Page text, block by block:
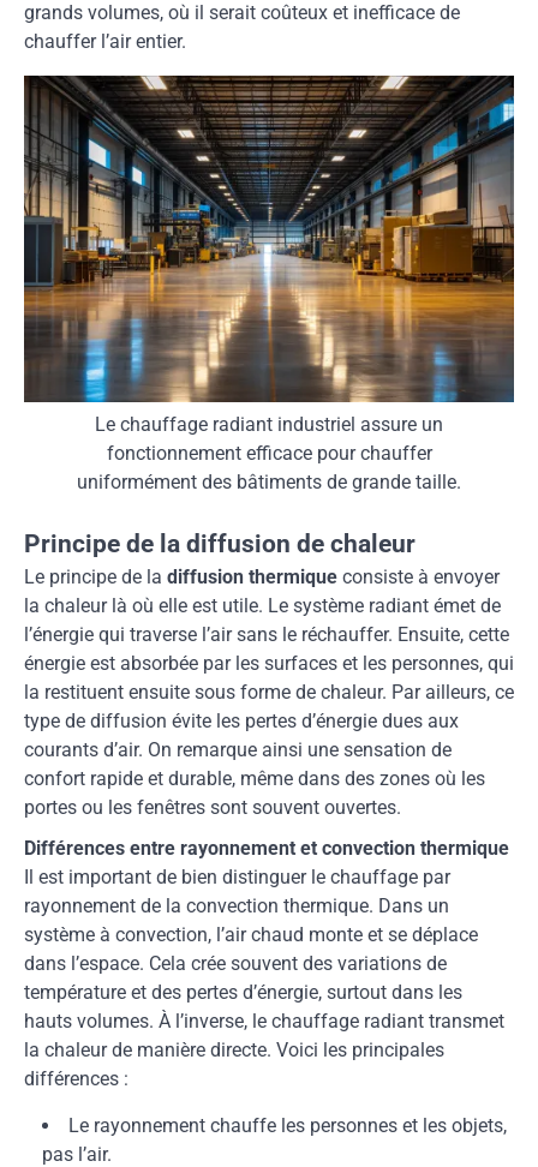
grands volumes, où il serait coûteux et inefficace de
chauffer l’air entier.
Le chauffage radiant industriel assure un
fonctionnement efficace pour chauffer
uniformément des bâtiments de grande taille.
Principe de la diffusion de chaleur
Le principe de la diffusion thermique consiste à envoyer
la chaleur là où elle est utile. Le système radiant émet de
l’énergie qui traverse l’air sans le réchauffer. Ensuite, cette
énergie est absorbée par les surfaces et les personnes, qui
la restituent ensuite sous forme de chaleur. Par ailleurs, ce
type de diffusion évite les pertes d’énergie dues aux
courants d’air. On remarque ainsi une sensation de
confort rapide et durable, même dans des zones où les
portes ou les fenêtres sont souvent ouvertes.
Différences entre rayonnement et convection thermique
Il est important de bien distinguer le chauffage par
rayonnement de la convection thermique. Dans un
système à convection, l’air chaud monte et se déplace
dans l’espace. Cela crée souvent des variations de
température et des pertes d’énergie, surtout dans les
hauts volumes. À l’inverse, le chauffage radiant transmet
la chaleur de manière directe. Voici les principales
différences :
Le rayonnement chauffe les personnes et les objets,
pas l’air.